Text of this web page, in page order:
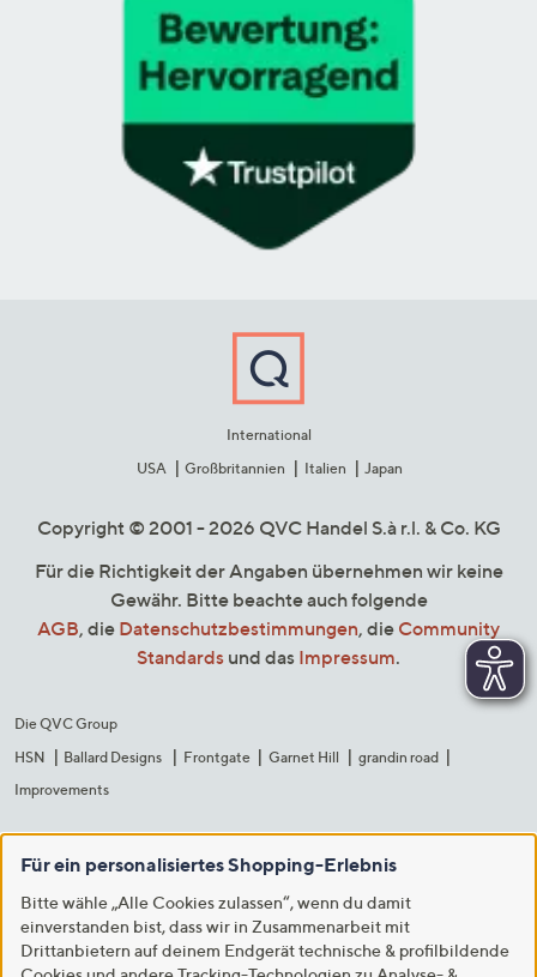
International
USA
Großbritannien Italien Japan
Copyright © 2001 - 2026 QVC Handel S.à r.l. & Co. KG
Für die Richtigkeit der Angaben übernehmen wir keine
Gewähr. Bitte beachte auch folgende
AGB, die Datenschutzbestimmungen, die Community
Standards und das Impressum.
Die QVC Group
HSN
Ballard Designs Frontgate Garnet Hill
grandin road
Improvements
Für ein personalisiertes Shopping-Erlebnis
Bitte wähle „Alle Cookies zulassen“, wenn du damit
einverstanden bist, dass wir in Zusammenarbeit mit
Drittanbietern auf deinem Endgerät technische & profilbildende